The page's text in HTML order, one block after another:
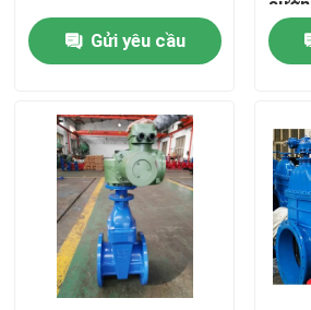
Kiểm soát chất lượng
Tin tức
Các trường hợp
Van cổng DI
Gửi yêu cầu
sườn